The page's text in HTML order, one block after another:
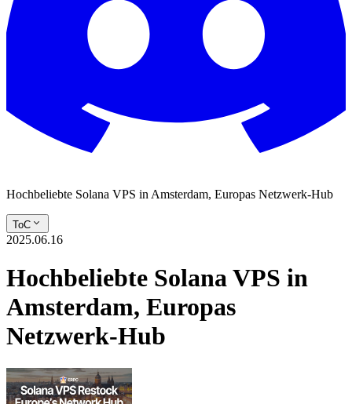
Hochbeliebte Solana VPS in Amsterdam, Europas Netzwerk-Hub
ToC
2025.06.16
Hochbeliebte Solana VPS in
Amsterdam, Europas
Netzwerk-Hub